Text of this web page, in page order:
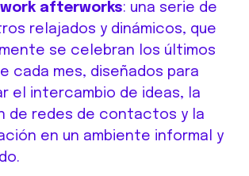
afterworks: una serie de
relajados y dinámicos, que
se celebran los últimos
cada mes, diseñados para
el intercambio de ideas, la
de redes de contactos y la
en un ambiente informal y